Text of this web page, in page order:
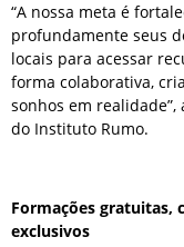
“A nossa meta é
profundamente seus
locais para acessar
forma colaborativa,
sonhos em
do Instituto Rumo.
Formações gratuitas,
exclusivos